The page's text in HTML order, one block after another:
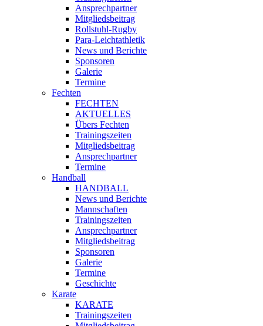
Ansprechpartner
Mitgliedsbeitrag
Rollstuhl-Rugby
Para-Leichtathletik
News und Berichte
Sponsoren
Galerie
Termine
Fechten
FECHTEN
AKTUELLES
Übers Fechten
Trainingszeiten
Mitgliedsbeitrag
Ansprechpartner
Termine
Handball
HANDBALL
News und Berichte
Mannschaften
Trainingszeiten
Ansprechpartner
Mitgliedsbeitrag
Sponsoren
Galerie
Termine
Geschichte
Karate
KARATE
Trainingszeiten